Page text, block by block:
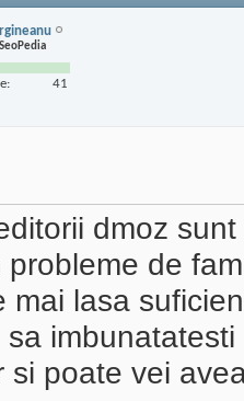
41
dmoz
probleme de
mai lasa
sa
si poate vei